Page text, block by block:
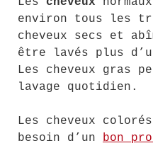
environ tous les
cheveux secs et
être lavés plus
Les cheveux gras
lavage quotidien.
Les cheveux
besoin d’un
bon